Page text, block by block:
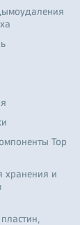
Top
хранения и